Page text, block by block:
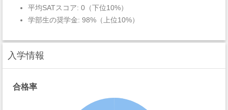
平均SATスコア: 0（下位10%）
学部生の奨学金: 98%（上位10%）
入学情報
合格率